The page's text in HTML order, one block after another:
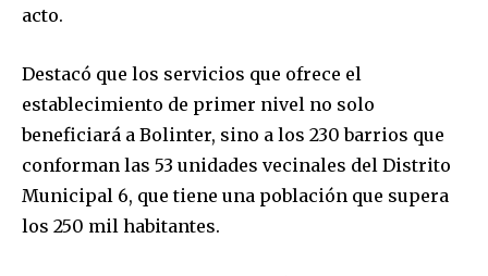
acto.
Destacó que los servicios que ofrece el
establecimiento de primer nivel no solo
beneficiará a Bolinter, sino a los 230 barrios que
conforman las 53 unidades vecinales del Distrito
Municipal 6, que tiene una población que supera
los 250 mil habitantes.